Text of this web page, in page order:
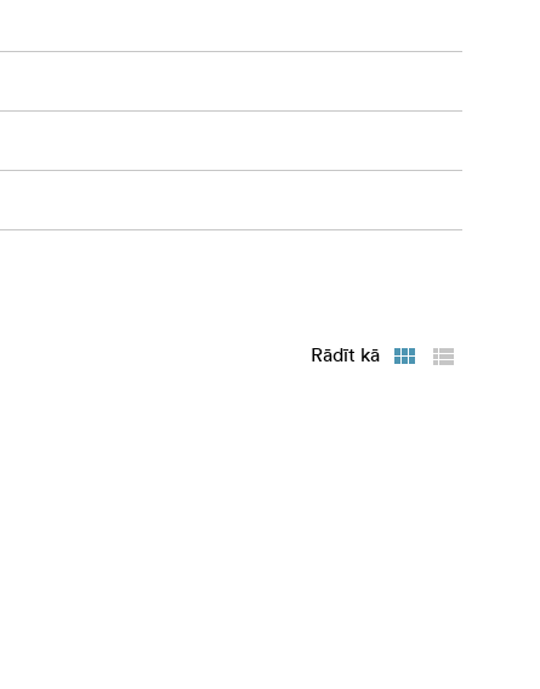
Rādīt kā